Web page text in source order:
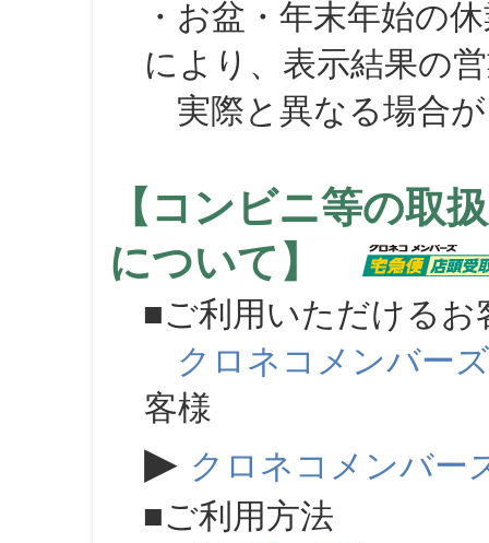
・お盆・年末年始の
により、表示結果の
実際と異なる場合が
【コンビニ等の取
について】
■ご利用いただけるお
クロネコメンバーズ
客様
▶ クロネコメンバー
■ご利用方法